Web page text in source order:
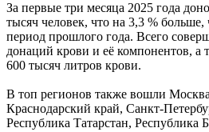
За первые три месяца 2025 года
тысяч человек, что на 3,3 %
период прошлого года. Всего
донаций крови и её компонентов, а
600 тысяч литров крови.
В топ регионов также вошли
Краснодарский край, Санкт-
Республика Татарстан, Республика